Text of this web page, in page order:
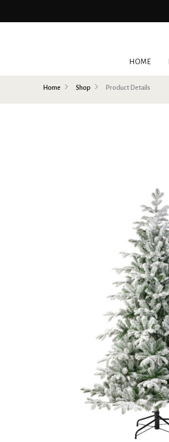
HOME
Home Shop Product Details